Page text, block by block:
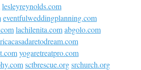
lesleyreynolds.com
eventfulweddingplanning.com
lachilenita.comabgolo.com
yogaretreatpro.com
sctbrescue.orgsrchurch.org